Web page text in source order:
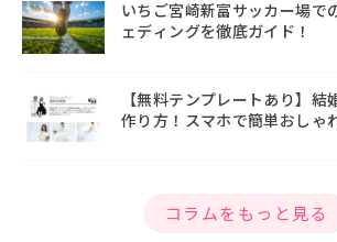
いちご宮崎新富サッカー場で
ェディングを徹底ガイド！
【無料テンプレートあり】結
作り方！スマホで簡単おしゃ
コラムをもっと見る